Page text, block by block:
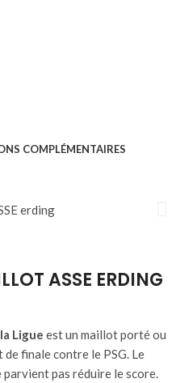
COMPLÉMENTAIRES
ASSE ERDING
Ligue est un maillot porté ou
finale contre le PSG. Le
parvient pas réduire le score.